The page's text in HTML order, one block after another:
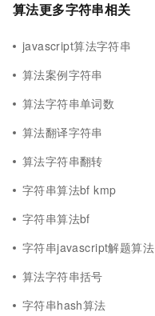
算法更多字符串相关
javascript算法字符串
算法案例字符串
算法字符串单词数
算法翻译字符串
算法字符串翻转
字符串算法bf kmp
字符串算法bf
字符串javascript解题算法
算法字符串括号
字符串hash算法